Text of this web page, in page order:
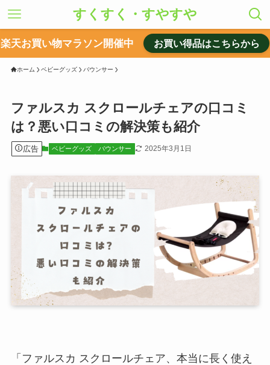
すくすく・すやすや
楽天お買い物マラソン開催中 お買い得品はこちらから
ホーム ベビーグッズ バウンサー
ファルスカ スクロールチェアの口コミ
は？悪い口コミの解決策も紹介
広告 ベビーグッズ バウンサー 2025年3月1日
「ファルスカ スクロールチェア、本当に長く使え